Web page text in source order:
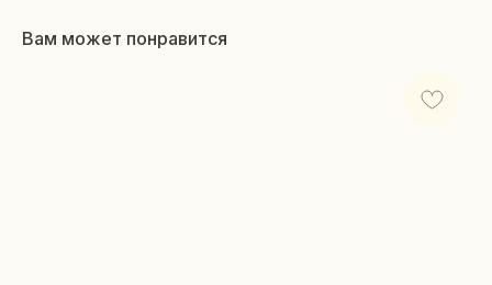
Вам может понравится